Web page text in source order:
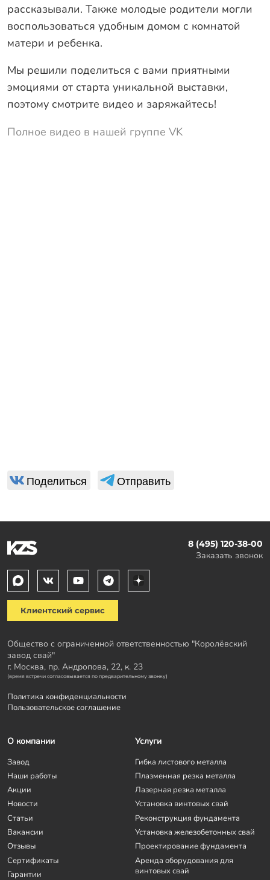
рассказывали. Также молодые родители могли
воспользоваться удобным домом с комнатой
матери и ребенка.
Мы решили поделиться с вами приятными
эмоциями от старта уникальной выставки,
поэтому смотрите видео и заряжайтесь!
Полное видео в нашей группе VK
Поделиться Отправить
8 (495) 120-38-00
Заказать звонок
Клиентский сервис
Общество с ограниченной ответственностью "Королёвский
завод свай"
г. Москва, пр. Андропова, 22, к. 23
(время встречи согласовывается по предварительному звонку)
Политика конфиденциальности
Пользовательское соглашение
О компании
Завод
Наши работы
Акции
Новости
Статьи
Вакансии
Отзывы
Сертификаты
Гарантии
Услуги
Гибка листового металла
Плазменная резка металла
Лазерная резка металла
Установка винтовых свай
Реконструкция фундамента
Установка железобетонных свай
Проектирование фундамента
Аренда оборудования для
винтовых свай